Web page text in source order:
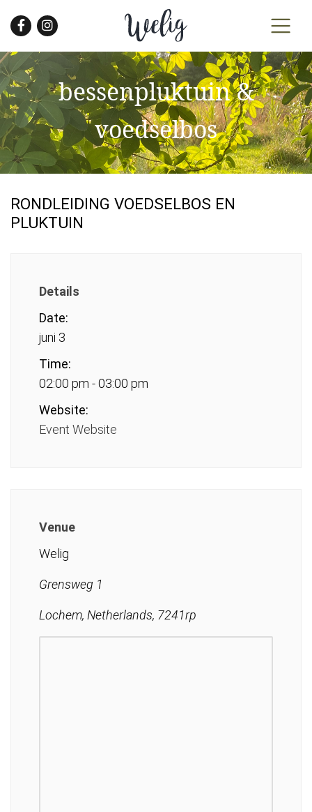
content
bessenpluktuin &
voedselbos
RONDLEIDING VOEDSELBOS EN
PLUKTUIN
Details
Date:
juni 3
Time:
02:00 pm - 03:00 pm
Website:
Event Website
Venue
Welig
Grensweg 1
Lochem, Netherlands, 7241rp